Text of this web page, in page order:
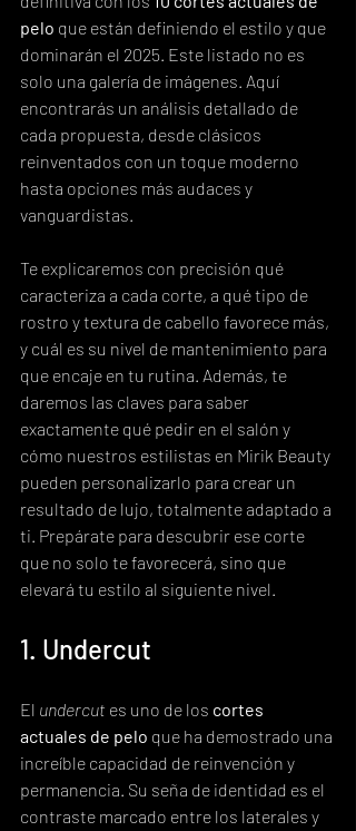
pelo que están definiendo el estilo y que
dominarán el 2025. Este listado no es
solo una galería de imágenes. Aquí
encontrarás un análisis detallado de
cada propuesta, desde clásicos
reinventados con un toque moderno
hasta opciones más audaces y
vanguardistas.
Te explicaremos con precisión qué
caracteriza a cada corte, a qué tipo de
rostro y textura de cabello favorece más,
y cuál es su nivel de mantenimiento para
que encaje en tu rutina. Además, te
daremos las claves para saber
exactamente qué pedir en el salón y
cómo nuestros estilistas en Mirik Beauty
pueden personalizarlo para crear un
resultado de lujo, totalmente adaptado a
ti. Prepárate para descubrir ese corte
que no solo te favorecerá, sino que
elevará tu estilo al siguiente nivel.
1. Undercut
El undercut es uno de los cortes
actuales de pelo que ha demostrado una
increíble capacidad de reinvención y
permanencia. Su seña de identidad es el
contraste marcado entre los laterales y